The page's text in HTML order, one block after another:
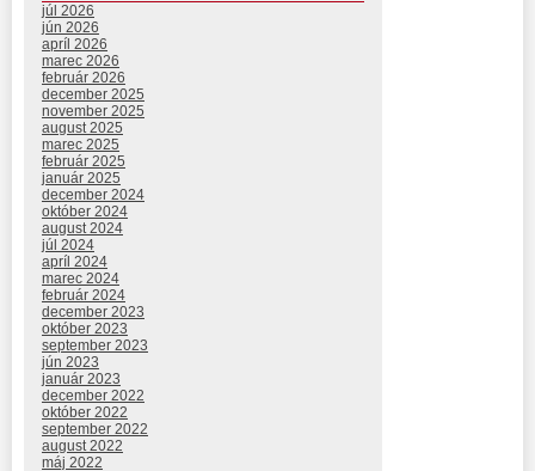
júl 2026
jún 2026
apríl 2026
marec 2026
február 2026
december 2025
november 2025
august 2025
marec 2025
február 2025
január 2025
december 2024
október 2024
august 2024
júl 2024
apríl 2024
marec 2024
február 2024
december 2023
október 2023
september 2023
jún 2023
január 2023
december 2022
október 2022
september 2022
august 2022
máj 2022